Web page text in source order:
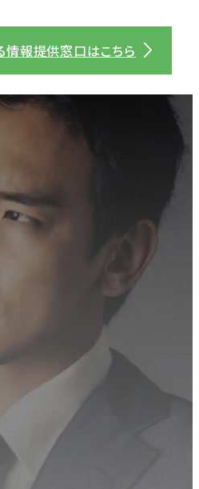
情報提供窓口はこちら